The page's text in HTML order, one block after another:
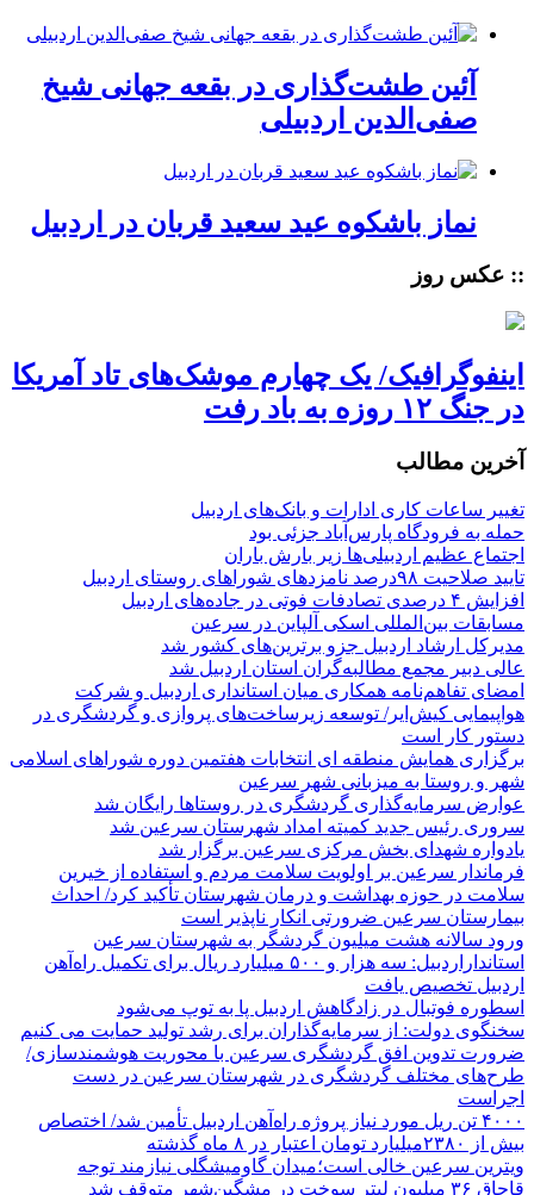
آئین طشت‌گذاری در بقعه جهانی شیخ
صفی‌الدین اردبیلی
نماز باشکوه عید سعید قربان در اردبیل
:: عکس روز
اینفوگرافیک/ یک چهارم موشک‌های تاد آمریکا
در جنگ ۱۲ روزه به باد رفت
آخرین مطالب
تغییر ساعات کاری ادارات و بانک‌های اردبیل
حمله به فرودگاه پارس‌‌آباد جزئی بود
اجتماع عظیم اردبیلی‌ها زیر بارش باران
تایید صلاحیت ۹۸درصد نامزدهای شوراهای روستای اردبیل
افزایش ۴ درصدی تصادفات فوتی در جاده‌های اردبیل
مسابقات بین‌المللی اسکی آلپاین در سرعین
مدیرکل ارشاد اردبیل جزو برترین‌های کشور شد
عالی دبیر مجمع مطالبه‌گران استان اردبیل شد
امضای تفاهم‌نامه همکاری میان استانداری اردبیل و شرکت
هواپیمایی کیش‌ایر/ توسعه زیرساخت‌های پروازی و گردشگری در
دستور کار است
برگزاری همایش منطقه ای انتخابات هفتمین دوره شوراهای اسلامی
شهر و روستا به میزبانی شهر سرعین
عوارض سرمایه‌گذاری گردشگری در روستاها رایگان شد
سروری رئیس جدید کمیته امداد شهرستان سرعین شد
یادواره شهدای بخش مرکزی سرعین برگزار شد
فرماندار سرعین بر اولویت سلامت مردم و استفاده از خیرین
سلامت در حوزه بهداشت و درمان شهرستان تأکید کرد/ احداث
بیمارستان سرعین ضرورتی انکار ناپذیر است
ورود سالانه هشت میلیون گردشگر به شهرستان سرعین
استانداراردبیل: سه هزار و ۵۰۰ میلیارد ریال برای تکمیل راه‌آهن
اردبیل تخصیص یافت
اسطوره فوتبال در زادگاهش اردبیل پا به توپ می‌شود
سخنگوی دولت: از سرمایه‌گذاران برای رشد تولید حمایت می کنیم
ضرورت تدوین افق گردشگری سرعین با محوریت هوشمندسازی/
طرح‌های مختلف گردشگری در شهرستان سرعین در دست
اجراست
۴۰۰۰ تن ریل مورد نیاز پروژه راه‌آهن اردبیل تأمین شد/ اختصاص
بیش از ۲۳۸۰میلیارد تومان اعتبار در ۸ ماه گذشته
ویترین سرعین خالی است؛میدان گاومیشگلی نیازمند توجه
قاچاق ۳۶ میلیون لیتر سوخت در مشگین‌شهر متوقف شد